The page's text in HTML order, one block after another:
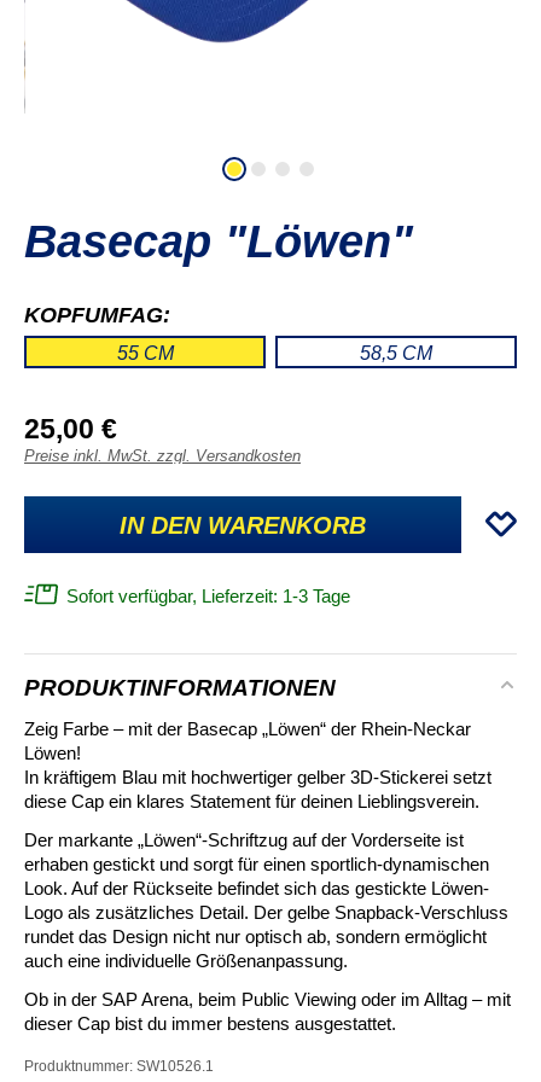
Basecap "Löwen"
KOPFUMFAG:
55 CM 58,5 CM
25,00 €
Preise inkl. MwSt. zzgl. Versandkosten
IN DEN WARENKORB
Sofort verfügbar, Lieferzeit: 1-3 Tage
PRODUKTINFORMATIONEN
Zeig Farbe – mit der Basecap „Löwen“ der Rhein-Neckar
Löwen!
In kräftigem Blau mit hochwertiger gelber 3D-Stickerei setzt
diese Cap ein klares Statement für deinen Lieblingsverein.
Der markante „Löwen“-Schriftzug auf der Vorderseite ist
erhaben gestickt und sorgt für einen sportlich-dynamischen
Look. Auf der Rückseite befindet sich das gestickte Löwen-
Logo als zusätzliches Detail. Der gelbe Snapback-Verschluss
rundet das Design nicht nur optisch ab, sondern ermöglicht
auch eine individuelle Größenanpassung.
Ob in der SAP Arena, beim Public Viewing oder im Alltag – mit
dieser Cap bist du immer bestens ausgestattet.
Produktnummer: SW10526.1